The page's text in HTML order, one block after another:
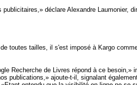
déclare Alexandre Laumonier,
toutes tailles, il s'est imposé à Kargo
Recherche de Livres répond à ce besoin,»
publications,» ajoute-t-il, signalant